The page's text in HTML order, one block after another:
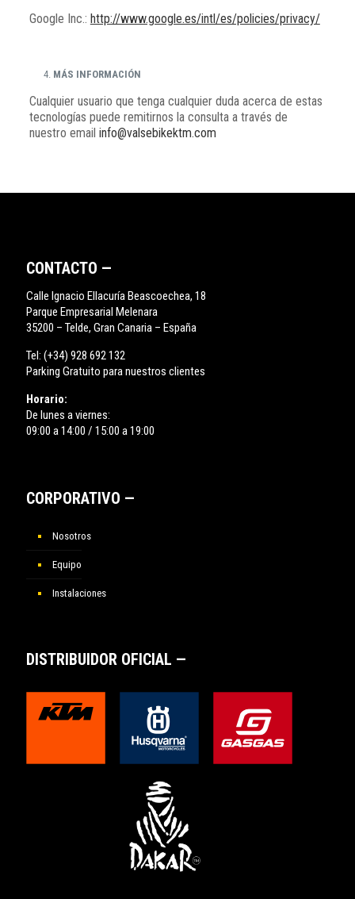
Google Inc.: http://www.google.es/intl/es/policies/privacy/
MÁS INFORMACIÓN
Cualquier usuario que tenga cualquier duda acerca de estas
tecnologías puede remitirnos la consulta a través de
nuestro email info@valsebikektm.com
CONTACTO —
Calle Ignacio Ellacuría Beascoechea, 18
Parque Empresarial Melenara
35200 – Telde, Gran Canaria – España
Tel: (+34) 928 692 132
Parking Gratuito para nuestros clientes
Horario:
De lunes a viernes:
09:00 a 14:00 / 15:00 a 19:00
CORPORATIVO —
Nosotros
Equipo
Instalaciones
DISTRIBUIDOR OFICIAL —